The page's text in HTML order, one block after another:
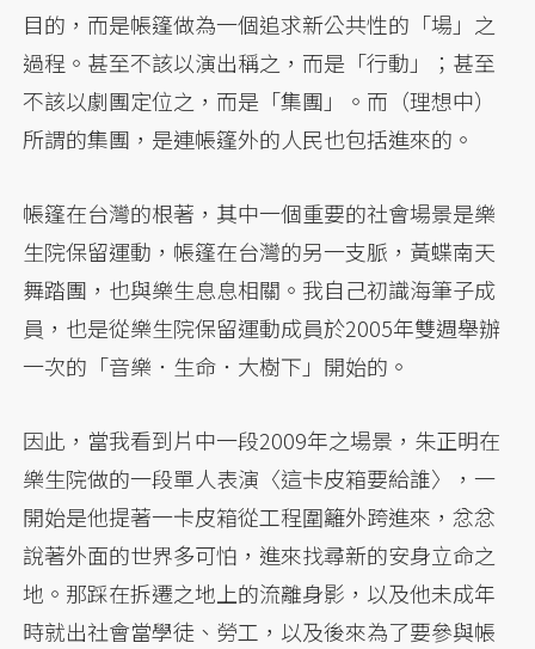
目的，而是帳篷做為一個追求新公共性的「場」之
過程。甚至不該以演出稱之，而是「行動」；甚至
不該以劇團定位之，而是「集團」。而（理想中）
所謂的集團，是連帳篷外的人民也包括進來的。
帳篷在台灣的根著，其中一個重要的社會場景是樂
生院保留運動，帳篷在台灣的另一支脈，黃蝶南天
舞踏團，也與樂生息息相關。我自己初識海筆子成
員，也是從樂生院保留運動成員於2005年雙週舉辦
一次的「音樂．生命．大樹下」開始的。
因此，當我看到片中一段2009年之場景，朱正明在
樂生院做的一段單人表演〈這卡皮箱要給誰〉，一
開始是他提著一卡皮箱從工程圍籬外跨進來，忿忿
說著外面的世界多可怕，進來找尋新的安身立命之
地。那踩在拆遷之地上的流離身影，以及他未成年
時就出社會當學徒、勞工，以及後來為了要參與帳